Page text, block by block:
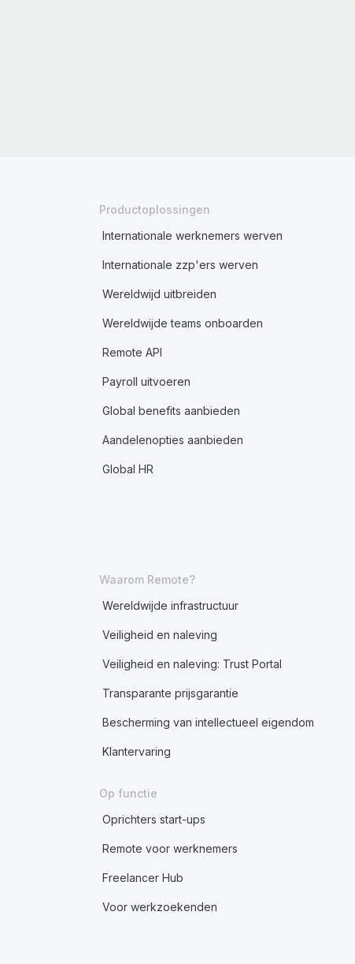
Productoplossingen
Internationale werknemers werven
Internationale zzp'ers werven
Wereldwijd uitbreiden
Wereldwijde teams onboarden
Remote API
Payroll uitvoeren
Global benefits aanbieden
Aandelenopties aanbieden
Global HR
Waarom Remote?
Wereldwijde infrastructuur
Veiligheid en naleving
Veiligheid en naleving: Trust Portal
Transparante prijsgarantie
Bescherming van intellectueel eigendom
Klantervaring
Op functie
Oprichters start-ups
Remote voor werknemers
Freelancer Hub
Voor werkzoekenden